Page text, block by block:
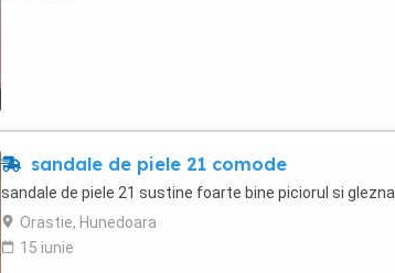
sandale de piele 21 comode
sandale de piele 21 sustine foarte bine piciorul si glezna
Orastie, Hunedoara
15 iunie